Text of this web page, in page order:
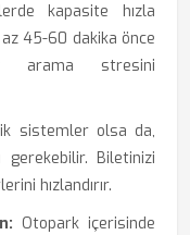
kapasite hızla
45-60 dakika önce
arama stresini
sistemler olsa da,
gerekebilir. Biletinizi
hızlandırır.
Otopark içerisinde